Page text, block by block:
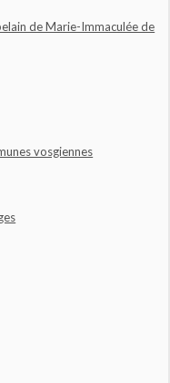
de Marie-Immaculée de
vosgiennes